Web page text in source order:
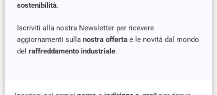
sostenibilità.
Iscriviti alla nostra Newsletter per ricevere
aggiornamenti sulla nostra offerta e le novità dal mondo
del raffreddamento industriale.